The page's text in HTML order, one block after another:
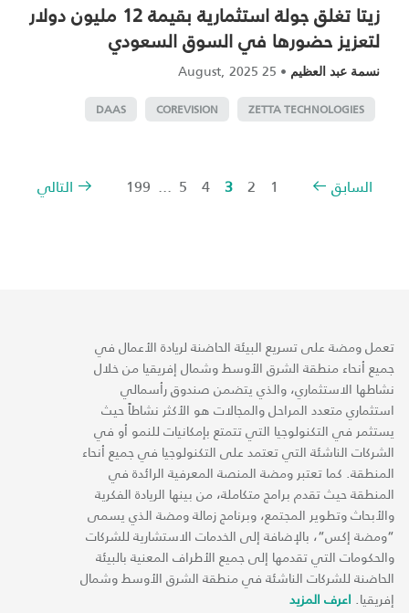
زيتا تغلق جولة استثمارية بقيمة 12 مليون دولار
لتعزيز حضورها في السوق السعودي
نسمة عبد العظيم •
25 August, 2025
ZETTA TECHNOLOGIES
COREVISION
DAAS
السابق 1
2
3
4
5
...
199 التالي
تعمل ومضة على تسريع البيئة الحاضنة لريادة الأعمال في
جميع أنحاء منطقة الشرق الأوسط وشمال إفريقيا من خلال
نشاطها الاستثماري، والذي يتضمن صندوق رأسمالي
استثماري متعدد المراحل والمجالات هو الأكثر نشاطاً حيث
يستثمر في التكنولوجيا التي تتمتع بإمكانيات للنمو أو في
الشركات الناشئة التي تعتمد على التكنولوجيا في جميع أنحاء
المنطقة. كما تعتبر ومضة المنصة المعرفية الرائدة في
المنطقة حيث تقدم برامج متكاملة، من بينها الريادة الفكرية
والأبحاث وتطوير المجتمع، وبرنامج زمالة ومضة الذي يسمى
“ومضة إكس“، بالإضافة إلى الخدمات الاستشارية للشركات
والحكومات التي تقدمها إلى جميع الأطراف المعنية بالبيئة
الحاضنة للشركات الناشئة في منطقة الشرق الأوسط وشمال
إفريقيا. اعرف المزيد